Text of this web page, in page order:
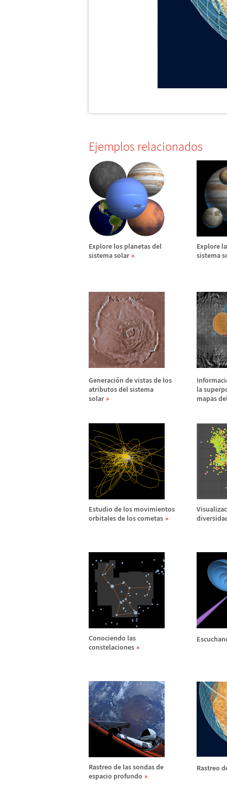
Ejemplos relacionados
Explore los planetas del
sistema solar
Explore
sistema
Generación de vistas de los
atributos del sistema
solar
Informaci
la
mapas
Estudio de los movimientos
orbitales de los cometas
Conociendo las
constelaciones
Rastreo de las sondas de
espacio profundo
Rastreo